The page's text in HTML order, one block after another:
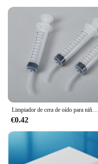
€0.42